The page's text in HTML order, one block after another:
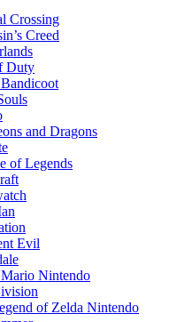
Crossing
Creed
Duty
and Dragons
of Legends
Evil
Mario Nintendo
of Zelda Nintendo